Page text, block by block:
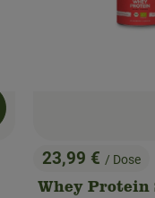
zum Warenkorb
, Preis:
23,99 € / Dose
Whey Protein